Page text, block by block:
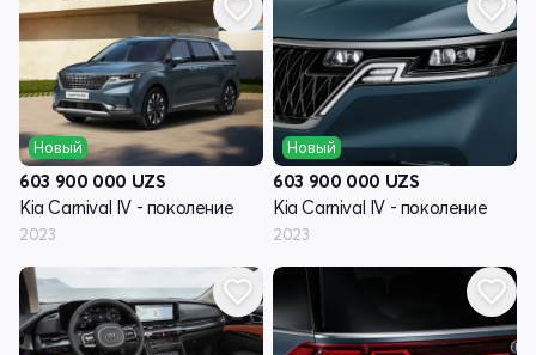
Новый
603 900 000 UZS
Kia Carnival IV - поколение
2023
Новый
603 900 000 UZS
Kia Carnival IV - поколение
2023